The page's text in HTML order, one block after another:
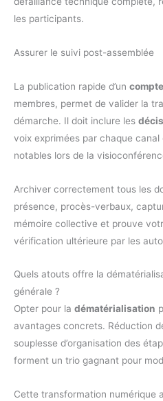
les participants.
Assurer le suivi post-assemblée
La publication rapide d’un
membres, permet de valider la
démarche. Il doit inclure les
voix exprimées par chaque
notables lors de la
Archiver correctement tous les
présence, procès-verbaux,
mémoire collective et prouve
vérification ultérieure par les
Quels atouts offre la
générale ?
Opter pour la dématérialisation
avantages concrets. Réduction
souplesse d’organisation des
forment un trio gagnant pour
Cette transformation numérique